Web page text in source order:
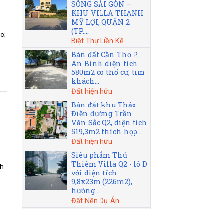
SÔNG SÀI GÒN –
KHU VILLA THẠNH
MỸ LỢI, QUẬN 2
(TP....
Biệt Thự Liền Kề
Bán đất Cần Thơ P.
An Bình diện tích
580m2 có thổ cư, tìm
khách...
Đất hiện hữu
Bán đất khu Thảo
Điền đường Trần
Văn Sắc Q2, diện tích
519,3m2 thích hợp...
Đất hiện hữu
Siêu phẩm Thủ
Thiêm Villa Q2 - lô D
với diện tích
9,8x23m (226m2),
hướng...
Đất Nền Dự Án